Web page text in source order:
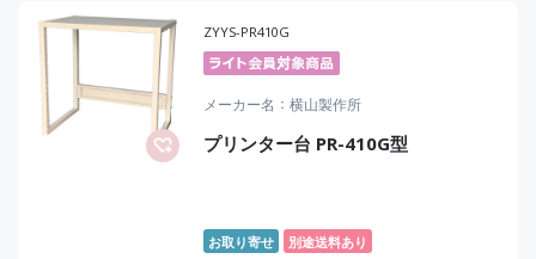
ZYYS-PR410G
メーカー名 横山製作所
プリンター台 PR-410G型
お取り寄せ 別途送料あり